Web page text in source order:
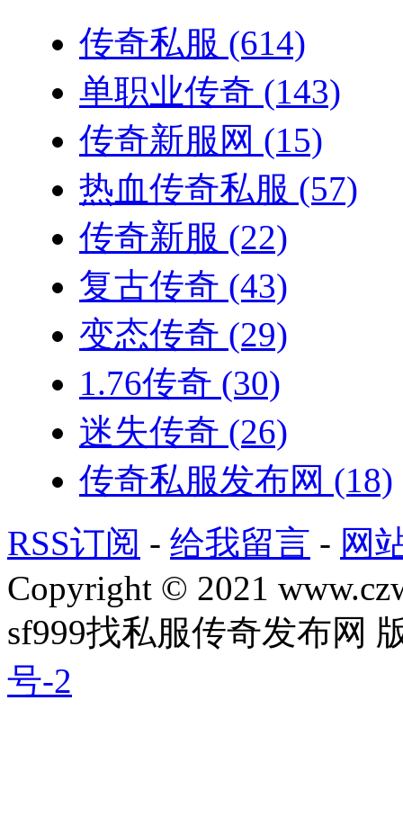
传奇私服 (614)
单职业传奇 (143)
传奇新服网 (15)
热血传奇私服 (57)
传奇新服 (22)
复古传奇 (43)
变态传奇 (29)
1.76传奇 (30)
迷失传奇 (26)
传奇私服发布网 (18)
RSS订阅 - 给我留言 - 网
Copyright © 2021
sf999找私服传奇发布网
号-2